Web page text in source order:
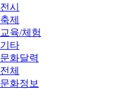
전시
축제
교육/체험
기타
문화달력
전체
문화정보